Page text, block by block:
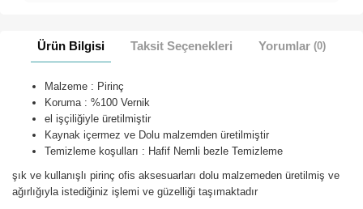
Ürün Bilgisi Taksit Seçenekleri Yorumlar (0)
Malzeme : Pirinç
Koruma : %100 Vernik
el işçiliğiyle üretilmiştir
Kaynak içermez ve Dolu malzemden üretilmiştir
Temizleme koşulları : Hafif Nemli bezle Temizleme
şık ve kullanışlı pirinç ofis aksesuarları dolu malzemeden üretilmiş ve
ağırlığıyla istediğiniz işlemi ve güzelliği taşımaktadır